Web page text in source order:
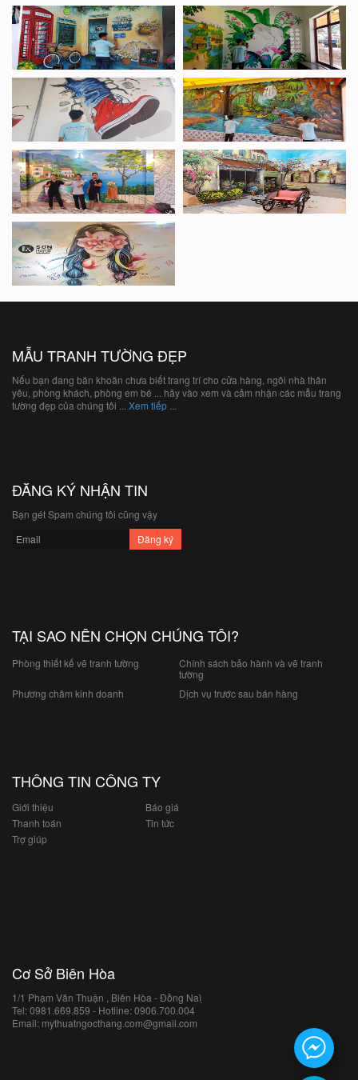
MẪU TRANH TƯỜNG ĐẸP
Nếu bạn đang băn khoăn chưa biết trang trí cho cửa hàng, ngôi nhà thân
yêu, phòng khách, phòng em bé ... hãy vào xem và cảm nhận các mẫu trang
tường đẹp của chúng tôi ... Xem tiếp ...
ĐĂNG KÝ NHẬN TIN
Bạn gét Spam chúng tôi cũng vậy
TẠI SAO NÊN CHỌN CHÚNG TÔI?
Phòng thiết kế vẽ tranh tường
Chính sách bảo hành và vẽ tranh
tường
Phương châm kinh doanh
Dịch vụ trước sau bán hàng
THÔNG TIN CÔNG TY
Giới thiệu
Báo giá
Thanh toán
Tin tức
Trợ giúp
Cơ Sở Biên Hòa
1/1 Phạm Văn Thuận , Biên Hòa - Đồng Naì ̣
Tel: 0981.669.859 - Hotline: 0906.700.004
Email: mythuatngocthang.com@gmail.com